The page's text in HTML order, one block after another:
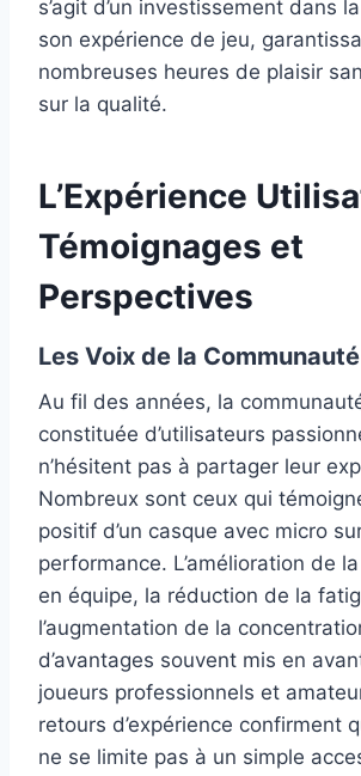
s’agit d’un investissement dans
son expérience de jeu,
nombreuses heures de plaisir
sur la qualité.
L’Expérience
Témoignages et
Perspectives
Les Voix de la Communauté
Au fil des années, la
constituée d’utilisateurs
n’hésitent pas à partager leur
Nombreux sont ceux qui
positif d’un casque avec micro
performance. L’amélioration de
en équipe, la réduction de la
l’augmentation de la
d’avantages souvent mis en
joueurs professionnels et
retours d’expérience confirment
ne se limite pas à un simple